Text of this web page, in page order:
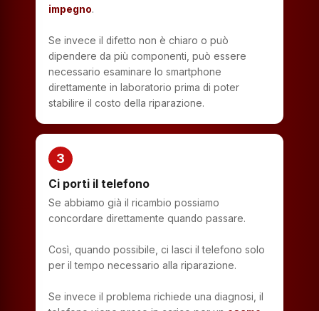
impegno.
Se invece il difetto non è chiaro o può
dipendere da più componenti, può essere
necessario esaminare lo smartphone
direttamente in laboratorio prima di poter
stabilire il costo della riparazione.
3
Ci porti il telefono
Se abbiamo già il ricambio possiamo
concordare direttamente quando passare.
Così, quando possibile, ci lasci il telefono solo
per il tempo necessario alla riparazione.
Se invece il problema richiede una diagnosi, il